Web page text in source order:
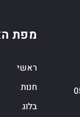
מפת
ראשי
חנות
בלוג